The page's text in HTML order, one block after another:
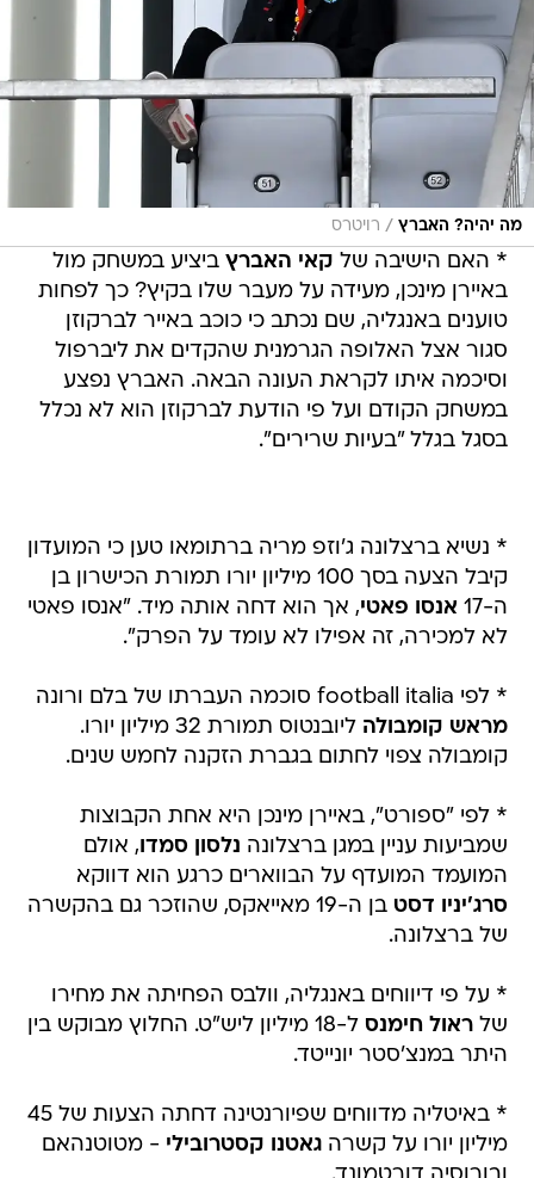
מה יהיה? האברץ / רויטרס
* האם הישיבה של קאי האברץ ביציע במשחק מול
באיירן מינכן, מעידה על מעבר שלו בקיץ? כך לפחות
טוענים באנגליה, שם נכתב כי כוכב באייר לברקוזן
סגור אצל האלופה הגרמנית שהקדים את ליברפול
וסיכמה איתו לקראת העונה הבאה. האברץ נפצע
במשחק הקודם ועל פי הודעת לברקוזן הוא לא נכלל
בסגל בגלל "בעיות שרירים".
* נשיא ברצלונה ג'וזפ מריה ברתומאו טען כי המועדון
קיבל הצעה בסך 100 מיליון יורו תמורת הכישרון בן
ה-17
אנסו פאטי, אך הוא דחה אותה מיד. "אנסו פאטי
לא למכירה, זה אפילו לא עומד על הפרק".
* לפי football italia סוכמה העברתו של בלם ורונה
מראש קומבולה
ליובנטוס תמורת 32 מיליון יורו.
קומבולה צפוי לחתום בגברת הזקנה לחמש שנים.
* לפי "ספורט", באיירן מינכן היא אחת הקבוצות
שמביעות עניין במגן ברצלונה נלסון סמדו, אולם
המועמד המועדף על הבווארים כרגע הוא דווקא
סרג'יניו דסט
בן ה-19 מאייאקס, שהוזכר גם בהקשרה
של ברצלונה.
* על פי דיווחים באנגליה, וולבס הפחיתה את מחירו
שלראול חימנס
ל-18 מיליון ליש"ט. החלוץ מבוקש בין
היתר במנצ'סטר יונייטד.
* באיטליה מדווחים שפיורנטינה דחתה הצעות של 45
מיליון יורו על קשרהגאטנו קסטרובילי - מטוטנהאם